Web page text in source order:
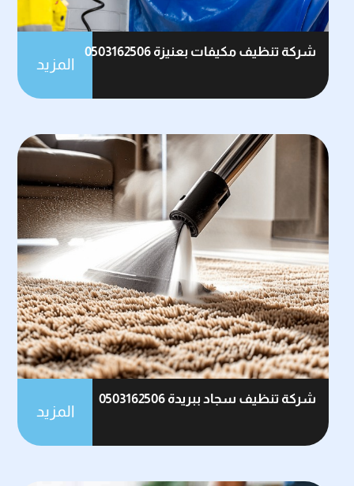
شركة تنظيف مكيفات بعنيزة 0503162506
المزيد
شركة تنظيف سجاد ببريدة 0503162506
المزيد